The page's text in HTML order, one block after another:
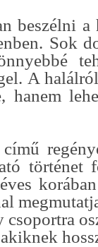
beszélni
Sok
A
hanem
történet